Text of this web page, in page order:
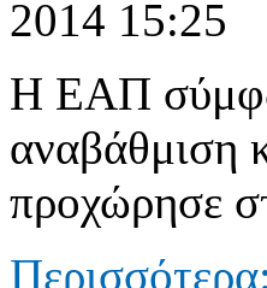
2014 15:25
Η ΕΑΠ
αναβάθμιση
προχώρησε